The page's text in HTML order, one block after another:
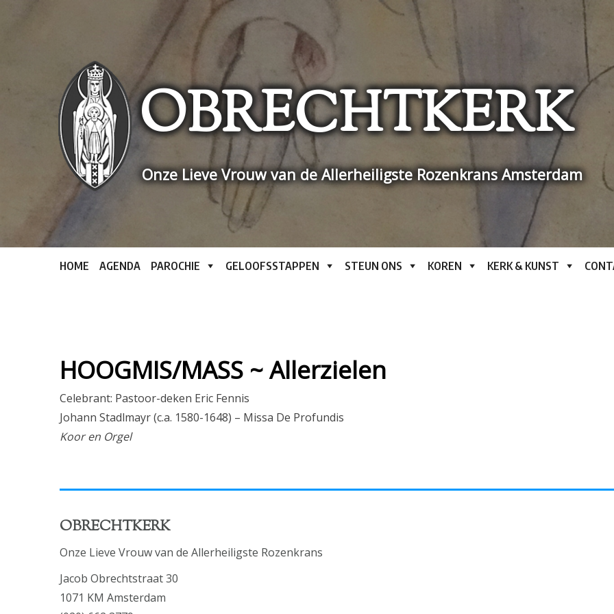
OBRECHTKERK
Onze Lieve Vrouw van de Allerheiligste Rozenkrans Amsterdam
HOME AGENDA PAROCHIE GELOOFSSTAPPEN STEUN ONS KOREN KERK & KUNST
HOOGMIS/MASS ~ Allerzielen
Celebrant: Pastoor-deken Eric Fennis
Johann Stadlmayr (c.a. 1580-1648) – Missa De Profundis
Koor en Orgel
OBRECHTKERK
Onze Lieve Vrouw van de Allerheiligste Rozenkrans
Jacob Obrechtstraat 30
1071 KM Amsterdam